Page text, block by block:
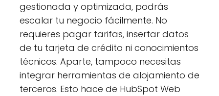
gestionada y optimizada, podrás
escalar tu negocio fácilmente. No
requieres pagar tarifas, insertar datos
de tu tarjeta de crédito ni conocimientos
técnicos. Aparte, tampoco necesitas
integrar herramientas de alojamiento de
terceros. Esto hace de HubSpot Web